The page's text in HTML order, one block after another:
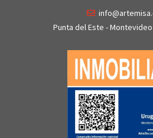
Punta del Este - Montevideo